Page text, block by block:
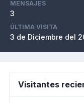
MENSAJES
3
ÚLTIMA VISITA
3 de Diciembre del
Visitantes